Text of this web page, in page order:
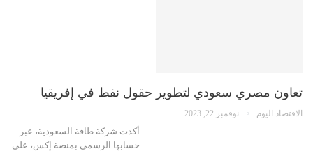
تعاون مصري سعودي لتطوير حقول نفط في إفريقيا
الاقتصاد اليوم نوفمبر 22, 2023
أكدت شركة طاقة السعودية، عبر
حسابها الرسمي بمنصة إكس، على